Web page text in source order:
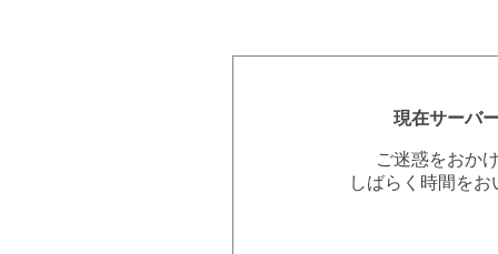
現在サーバ
ご迷惑をおか
しばらく時間を